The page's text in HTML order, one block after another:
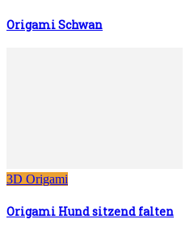
Origami Schwan
3D Origami
Origami Hund sitzend falten